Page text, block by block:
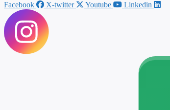
Facebook
X-twitter Youtube Linkedin